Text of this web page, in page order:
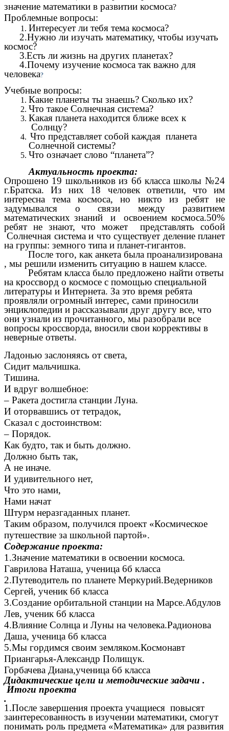
значение математики в развитии космоса?
Проблемные вопросы:
Интересует ли тебя тема космоса?
2.Нужно ли изучать математику, чтобы изучать
космос?
3.Есть ли жизнь на других планетах?
4.Почему изучение космоса так важно для
человека?
Учебные вопросы:
Какие планеты ты знаешь? Сколько их?
Что такое Солнечная система?
Какая планета находится ближе всех к
Солнцу?
Что представляет собой каждая планета
Солнечной системы?
Что означает слово “планета”?
Актуальность проекта:
Опрошено 19 школьников из 6б класса школы №24
г.Братска. Из них 18 человек ответили, что им
интересна тема космоса, но никто из ребят не
задумывался о связи между развитием
математических знаний и освоением космоса.50%
ребят не знают, что может представлять собой
Солнечная система и что существует деление планет
на группы: земного типа и планет-гигантов.
После того, как анкета была проанализирована
, мы решили изменить ситуацию в нашем классе.
Ребятам класса было предложено найти ответы
на кроссворд о космосе с помощью специальной
литературы и Интернета. За это время ребята
проявляли огромный интерес, сами приносили
энциклопедии и рассказывали друг другу все, что
они узнали из прочитанного, мы разобрали все
вопросы кроссворда, вносили свои коррективы в
неверные ответы.
Ладонью заслоняясь от света,
Сидит мальчишка.
Тишина.
И вдруг волшебное:
– Ракета достигла станции Луна.
И оторвавшись от тетрадок,
Сказал с достоинством:
– Порядок.
Как будто, так и быть должно.
Должно быть так,
А не иначе.
И удивительного нет,
Что это нами,
Нами начат
Штурм неразгаданных планет.
Таким образом, получился проект «Космическое
путешествие за школьной партой».
Содержание проекта:
1.Значение математики в освоении космоса.
Гаврилова Наташа, ученица 6б класса
2.Путеводитель по планете Меркурий.Ведерников
Сергей, ученик 6б класса
3.Создание орбитальной станции на Марсе.Абдулов
Лев, ученик 6б класса
4.Влияние Солнца и Луны на человека.Радионова
Даша, ученица 6б класса
5.Мы гордимся своим земляком.Космонавт
Приангарья-Александр Полищук.
Горбачева Диана,ученица 6б класса
Дидактические цели и методические задачи .
Итоги проекта
.
1.После завершения проекта учащиеся повысят
заинтересованность в изучении математики, смогут
понимать роль предмета «Математика» для развития